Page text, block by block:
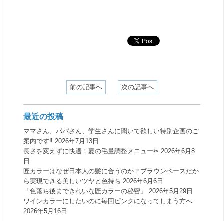
前の記事へ 次の記事へ
最近の投稿
ママさん、パパさん、学生さんに聞いて欲しい特別企画のご
案内です‼️ 2026年7月13日
長さを変えずに快適！夏の毛量調整メニュー✂︎ 2026年6月8
日
匠カラーはなぜ日本人の髪に合うのか？ブラウンベースだか
ら実現できる美しいツヤと色持ち 2026年6月6日
「色落ち後まできれいな匠カラーの秘密」
2026年5月29日
ワインカラーにしたいのに毎回ピンクになってしまう方へ
2026年5月16日